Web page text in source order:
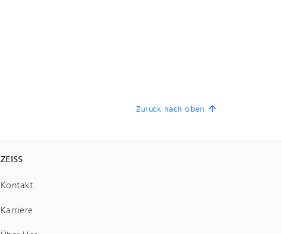
Zurück nach oben arrow_upward
ZEISS
Kontakt
Karriere